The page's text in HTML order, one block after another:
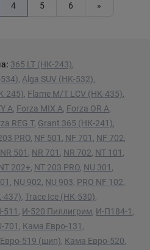
4 5 6 »
365 LT (НК-243),
, Alga SUV (HK-532),
245), Flame M/T LCV (НК-435),
A, Forza MIX A, Forza OR A,
REG T, Grant 365 (НК-241),
PRO, NF 501 , NF 701 , NF 702,
NR 501 , NR 701 , NR 702, NT 101 ,
202+, NT 203 PRO, NU 301 ,
, NU 902, NU 903, PRO NF 102,
437), Trace Ice (НК-530),
511 , И-520 Пиллигрим, И-П184-1 ,
701 , Кама Евро-131 ,
519 (шип), Кама Евро-520,